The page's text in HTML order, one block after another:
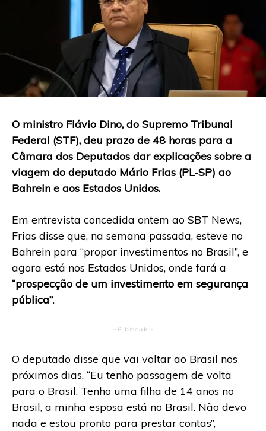
O ministro Flávio Dino, do Supremo Tribunal
Federal (STF), deu prazo de 48 horas para a
Câmara dos Deputados dar explicações sobre a
viagem do deputado Mário Frias (PL-SP) ao
Bahrein e aos Estados Unidos.
Em entrevista concedida ontem ao SBT News,
Frias disse que, na semana passada, esteve no
Bahrein para “propor investimentos no Brasil”, e
agora está nos Estados Unidos, onde fará a
“prospecção de um investimento em segurança
pública”.
- Publicidade -
O deputado disse que vai voltar ao Brasil nos
próximos dias. “Eu tenho passagem de volta
para o Brasil. Tenho uma filha de 14 anos no
Brasil, a minha esposa está no Brasil. Não devo
nada e estou pronto para prestar contas”,